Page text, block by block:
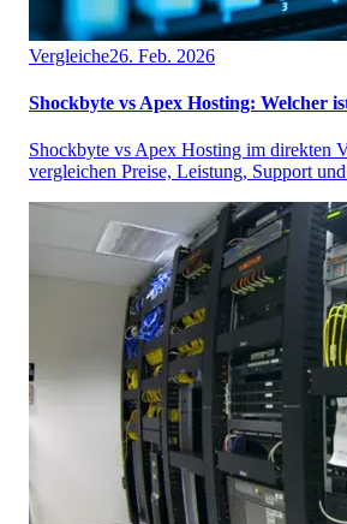
Vergleiche26. Feb. 2026
Shockbyte vs Apex Hosting: Welcher
Shockbyte vs Apex Hosting im direkten
vergleichen Preise, Leistung, Support